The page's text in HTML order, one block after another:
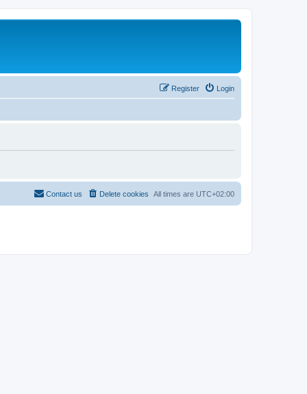
Login
Register
All times are UTC+02:00
Delete cookies
Contact us